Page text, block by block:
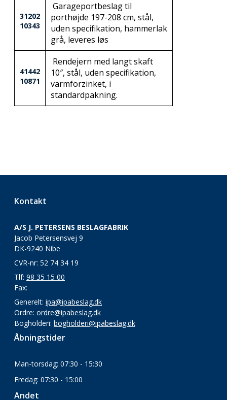
31202
10343
Garageportbeslag til
porthøjde 197-208 cm, stål,
uden specifikation, hammerlak
grå, leveres løs
41442
10871
Rendejern med langt skaft
10″, stål, uden specifikation,
varmforzinket, i
standardpakning.
Kontakt
A/S J. PETERSENS BESLAGFABRIK
Jacob Petersensvej 9
DK-9240 Nibe
CVR-nr: 52 74 34 19
Tlf: 98 35 15 00
Fax:
Generelt: ipa@ipabeslag.dk
Ordre: ordre@ipabeslag.dk
Bogholderi: bogholderi@ipabeslag.dk
Åbningstider
Man-torsdag: 07:30 - 15:30
Fredag: 07:30 - 15:00
Andet